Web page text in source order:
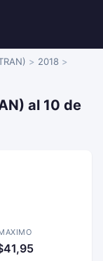
2018
al 10 de